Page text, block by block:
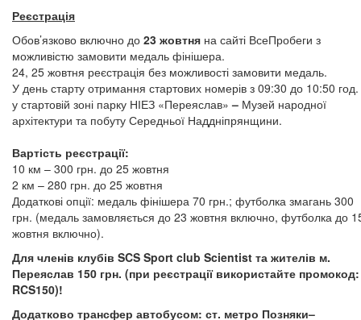
Реєстрація
Обов’язково включно до 23 жовтня на сайті ВсеПробеги з
можливістю замовити медаль фінішера.
24, 25 жовтня реєстрація без можливості замовити медаль.
У день старту отримання стартових номерів з 09:30 до 10:50 год.
у стартовій зоні парку НІЕЗ «Переяслав»– Музей народної
архітектури та побуту Середньої Наддніпрянщини.
Вартість реєстрації:
10 км – 300 грн. до 25 жовтня
2 км – 280 грн. до 25 жовтня
Додаткові опції: медаль фінішера 70 грн.; футболка змагань 300
грн. (медаль замовляється до 23 жовтня включно, футболка до
жовтня включно).
Для членів клубів SCS Sport club Scientist та жителів м.
Переяслав 150 грн. (при реєстрації використайте промокод:
RCS150)!
Додатково трансфер автобусом: ст. метро Позняки–